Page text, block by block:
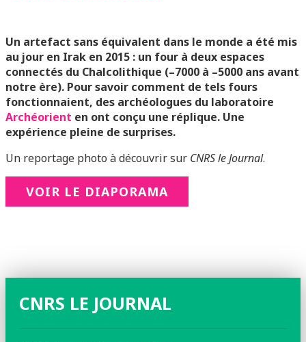
Un artefact sans équivalent dans le monde a été mis
au jour en Irak en 2015 : un four à deux espaces
connectés du Chalcolithique (–7000 à –5000 ans avant
notre ère). Pour savoir comment de tels fours
fonctionnaient, des archéologues du laboratoire
Archéorient en ont conçu une réplique. Une
expérience pleine de surprises.
Un reportage photo à découvrir sur CNRS le Journal.
VOIR LE DIAPORAMA
CNRS LE JOURNAL